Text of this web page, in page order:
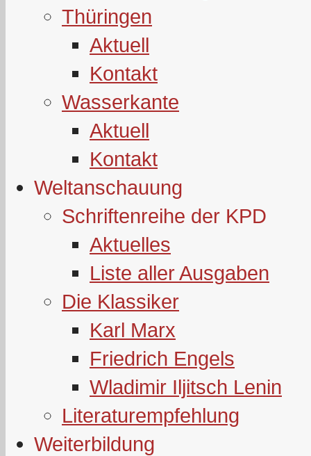
Thüringen
Aktuell
Kontakt
Wasserkante
Aktuell
Kontakt
Weltanschauung
Schriftenreihe der KPD
Aktuelles
Liste aller Ausgaben
Die Klassiker
Karl Marx
Friedrich Engels
Wladimir Iljitsch Lenin
Literaturempfehlung
Weiterbildung